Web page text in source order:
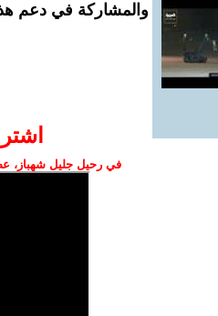
والمشاركة في دعم
في رحيل جليل شهباز،